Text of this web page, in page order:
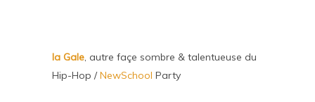
la Gale, autre façe sombre & talentueuse du
Hip-Hop /NewSchool Party